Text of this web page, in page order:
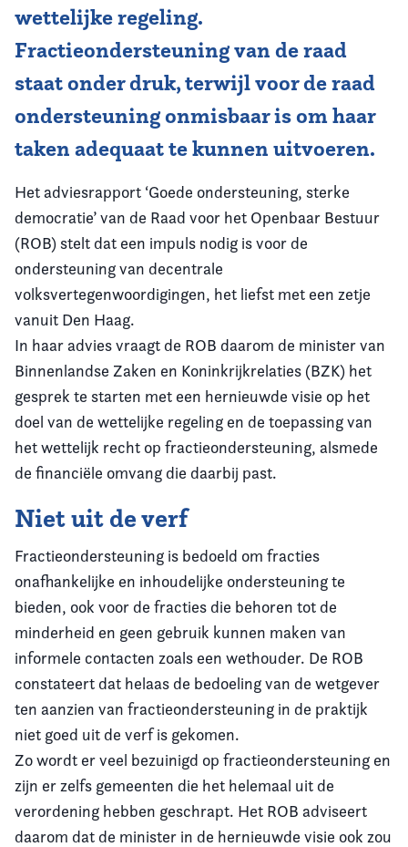
wettelijke regeling.
Fractieondersteuning van de raad
staat onder druk, terwijl voor de raad
ondersteuning onmisbaar is om haar
taken adequaat te kunnen uitvoeren.
Het adviesrapport ‘Goede ondersteuning, sterke
democratie’ van de Raad voor het Openbaar Bestuur
(ROB) stelt dat een impuls nodig is voor de
ondersteuning van decentrale
volksvertegenwoordigingen, het liefst met een zetje
vanuit Den Haag.
In haar advies vraagt de ROB daarom de minister van
Binnenlandse Zaken en Koninkrijkrelaties (BZK) het
gesprek te starten met een hernieuwde visie op het
doel van de wettelijke regeling en de toepassing van
het wettelijk recht op fractieondersteuning, alsmede
de financiële omvang die daarbij past.
Niet uit de verf
Fractieondersteuning is bedoeld om fracties
onafhankelijke en inhoudelijke ondersteuning te
bieden, ook voor de fracties die behoren tot de
minderheid en geen gebruik kunnen maken van
informele contacten zoals een wethouder. De ROB
constateert dat helaas de bedoeling van de wetgever
ten aanzien van fractieondersteuning in de praktijk
niet goed uit de verf is gekomen.
Zo wordt er veel bezuinigd op fractieondersteuning en
zijn er zelfs gemeenten die het helemaal uit de
verordening hebben geschrapt. Het ROB adviseert
daarom dat de minister in de hernieuwde visie ook zou